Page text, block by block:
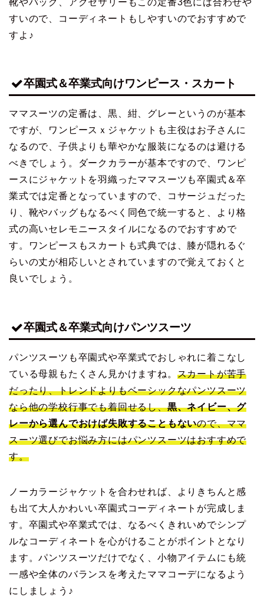
靴やバッグ、アクセサリーもこの定番3色には合わせや
すいので、コーディネートもしやすいのでおすすめで
すよ♪
卒園式＆卒業式向けワンピース・スカート
ママスーツの定番は、黒、紺、グレーというのが基本
ですが、ワンピースｘジャケットも主役はお子さんに
なるので、子供よりも華やかな服装になるのは避ける
べきでしょう。ダークカラーが基本ですので、ワンピ
ースにジャケットを羽織ったママスーツも卒園式＆卒
業式では定番となっていますので、コサージュだった
り、靴やバッグもなるべく同色で統一すると、より格
式の高いセレモニースタイルになるのでおすすめで
す。ワンピースもスカートも式典では、膝が隠れるぐ
らいの丈が相応しいとされていますので覚えておくと
良いでしょう。
卒園式＆卒業式向けパンツスーツ
パンツスーツも卒園式や卒業式でおしゃれに着こなし
ている母親もたくさん見かけますね。 スカートが苦手
だったり、トレンドよりもベーシックなパンツスーツ
なら他の学校行事でも着回せるし、黒、ネイビー、グ
レーから選んでおけば失敗することもないので、ママ
スーツ選びでお悩み方にはパンツスーツはおすすめで
す。
ノーカラージャケットを合わせれば、よりきちんと感
も出て大人かわいい卒園式コーディネートが完成しま
す。卒園式や卒業式では、なるべくきれいめでシンプ
ルなコーディネートを心がけることがポイントとなり
ます。パンツスーツだけでなく、小物アイテムにも統
一感や全体のバランスを考えたママコーデになるよう
にしましょう♪